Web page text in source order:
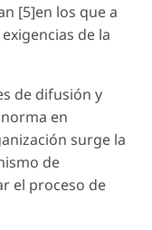
[5]en los que a
de la
de difusión y
en
surge la
de
el proceso de